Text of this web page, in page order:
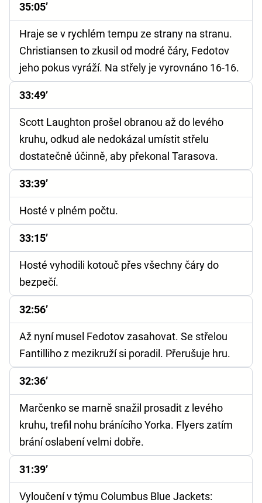
35:05’
Hraje se v rychlém tempu ze strany na stranu.
Christiansen to zkusil od modré čáry, Fedotov
jeho pokus vyráží. Na střely je vyrovnáno 16-16.
33:49’
Scott Laughton prošel obranou až do levého
kruhu, odkud ale nedokázal umístit střelu
dostatečně účinně, aby překonal Tarasova.
33:39’
Hosté v plném počtu.
33:15’
Hosté vyhodili kotouč přes všechny čáry do
bezpečí.
32:56’
Až nyní musel Fedotov zasahovat. Se střelou
Fantilliho z mezikruží si poradil. Přerušuje hru.
32:36’
Marčenko se marně snažil prosadit z levého
kruhu, trefil nohu bránícího Yorka. Flyers zatím
brání oslabení velmi dobře.
31:39’
Vyloučení v týmu Columbus Blue Jackets: